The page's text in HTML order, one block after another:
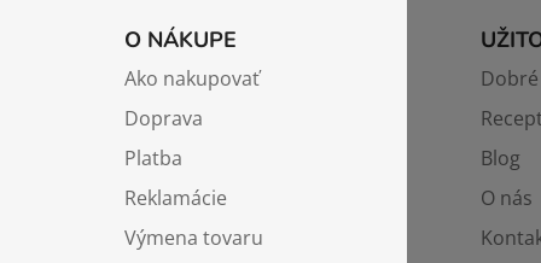
O NÁKUPE
Ako nakupovať
Doprava
Platba
Reklamácie
Výmena tovaru
Blog
O nás